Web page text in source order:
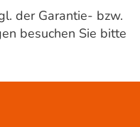
der Garantie- bzw.
besuchen Sie bitte